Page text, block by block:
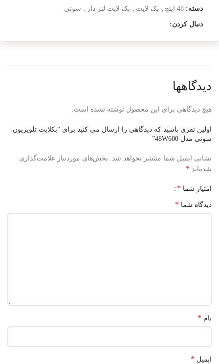
دسته: 48 اینچ بک لایت بک لایت لنز دار سونی
دنبال کردن:
دیدگاهها
هیچ دیدگاهی برای این محصول نوشته نشده است.
اولین نفری باشید که دیدگاهی را ارسال می کنید برای “بکلایت تلویزیون
سونی مدل 48W600”
نشانی ایمیل شما منتشر نخواهد شد.
بخش‌های موردنیاز علامت‌گذاری
شده‌اند *
امتیاز شما *
دیدگاه شما *
نام *
ایمیل *